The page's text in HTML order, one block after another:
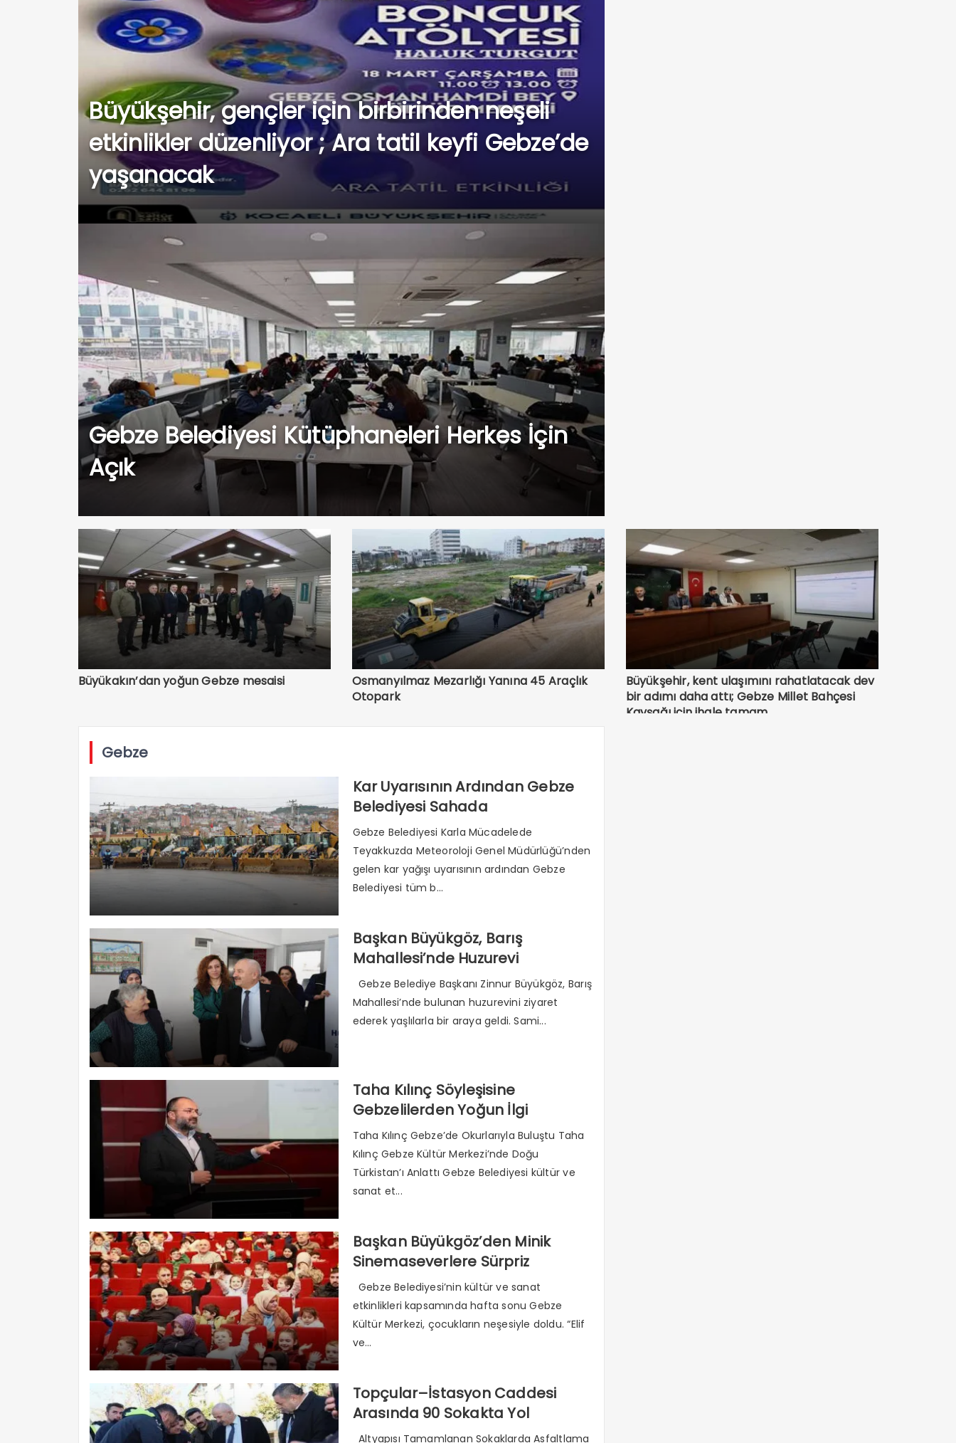
Büyükşehir, gençler için birbirinden neşeli
etkinlikler düzenliyor ; Ara tatil keyfi Gebze’de
yaşanacak
Gebze Belediyesi Kütüphaneleri Herkes İçin
Açık
Büyükakın’dan yoğun Gebze mesaisi
Osmanyılmaz Mezarlığı Yanına 45 Araçlık
Otopark
Büyükşehir, kent ulaşımını rahatlatacak dev
bir adımı daha attı; Gebze Millet Bahçesi
Kavşağı için ihale tamam
Gebze
Kar Uyarısının Ardından Gebze
Belediyesi Sahada
Gebze Belediyesi Karla Mücadelede
Teyakkuzda Meteoroloji Genel Müdürlüğü’nden
gelen kar yağışı uyarısının ardından Gebze
Belediyesi tüm b...
Başkan Büyükgöz, Barış
Mahallesi’nde Huzurevi
Sakinleriyle Bir Araya Geldi
Gebze Belediye Başkanı Zinnur Büyükgöz, Barış
Mahallesi’nde bulunan huzurevini ziyaret
ederek yaşlılarla bir araya geldi. Sami...
Taha Kılınç Söyleşisine
Gebzelilerden Yoğun İlgi
Taha Kılınç Gebze’de Okurlarıyla Buluştu Taha
Kılınç Gebze Kültür Merkezi’nde Doğu
Türkistan’ı Anlattı Gebze Belediyesi kültür ve
sanat et...
Başkan Büyükgöz’den Minik
Sinemaseverlere Sürpriz
Gebze Belediyesi’nin kültür ve sanat
etkinlikleri kapsamında hafta sonu Gebze
Kültür Merkezi, çocukların neşesiyle doldu. “Elif
ve...
Topçular–İstasyon Caddesi
Arasında 90 Sokakta Yol
Çalışması
Altyapısı Tamamlanan Sokaklarda Asfaltlama